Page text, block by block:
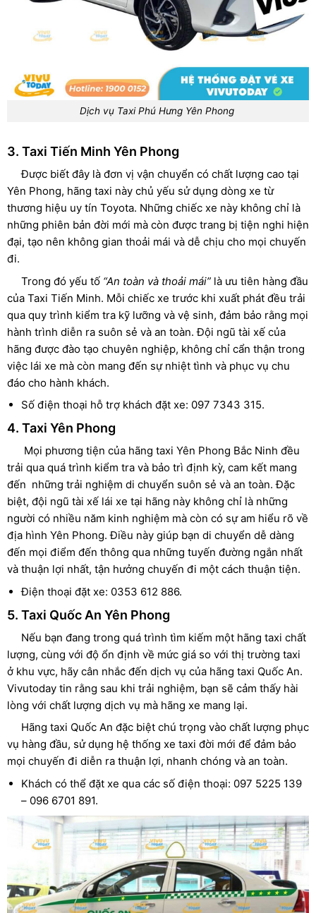
Dịch vụ Taxi Phú Hưng Yên Phong
3. Taxi Tiến Minh Yên Phong
Được biết đây là đơn vị vận chuyển có chất lượng cao tại
Yên Phong, hãng taxi này chủ yếu sử dụng dòng xe từ
thương hiệu uy tín Toyota. Những chiếc xe này không chỉ là
những phiên bản đời mới mà còn được trang bị tiện nghi hiện
đại, tạo nên không gian thoải mái và dễ chịu cho mọi chuyến
đi.
Trong đó yếu tố “An toàn và thoải mái” là ưu tiên hàng đầu
của Taxi Tiến Minh. Mỗi chiếc xe trước khi xuất phát đều trải
qua quy trình kiểm tra kỹ lưỡng và vệ sinh, đảm bảo rằng mọi
hành trình diễn ra suôn sẻ và an toàn. Đội ngũ tài xế của
hãng được đào tạo chuyên nghiệp, không chỉ cẩn thận trong
việc lái xe mà còn mang đến sự nhiệt tình và phục vụ chu
đáo cho hành khách.
Số điện thoại hỗ trợ khách đặt xe: 097 7343 315.
4. Taxi Yên Phong
Mọi phương tiện của hãng taxi Yên Phong Bắc Ninh đều
trải qua quá trình kiểm tra và bảo trì định kỳ, cam kết mang
đến những trải nghiệm di chuyển suôn sẻ và an toàn. Đặc
biệt, đội ngũ tài xế lái xe tại hãng này không chỉ là những
người có nhiều năm kinh nghiệm mà còn có sự am hiểu rõ về
địa hình Yên Phong. Điều này giúp bạn di chuyển dễ dàng
đến mọi điểm đến thông qua những tuyến đường ngắn nhất
và thuận lợi nhất, tận hưởng chuyến đi một cách thuận tiện.
Điện thoại đặt xe: 0353 612 886.
5. Taxi Quốc An Yên Phong
Nếu bạn đang trong quá trình tìm kiếm một hãng taxi chất
lượng, cùng với độ ổn định về mức giá so với thị trường taxi
ở khu vực, hãy cân nhắc đến dịch vụ của hãng taxi Quốc An.
Vivutoday tin rằng sau khi trải nghiệm, bạn sẽ cảm thấy hài
lòng với chất lượng dịch vụ mà hãng xe mang lại.
Hãng taxi Quốc An đặc biệt chú trọng vào chất lượng phục
vụ hàng đầu, sử dụng hệ thống xe taxi đời mới để đảm bảo
mọi chuyến đi diễn ra thuận lợi, nhanh chóng và an toàn.
Khách có thể đặt xe qua các số điện thoại: 097 5225 139
– 096 6701 891.